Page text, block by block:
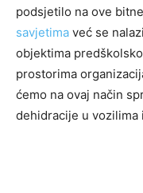
podsjetilo na ove
savjetima već se
objektima
prostorima
ćemo na ovaj način
dehidracije u